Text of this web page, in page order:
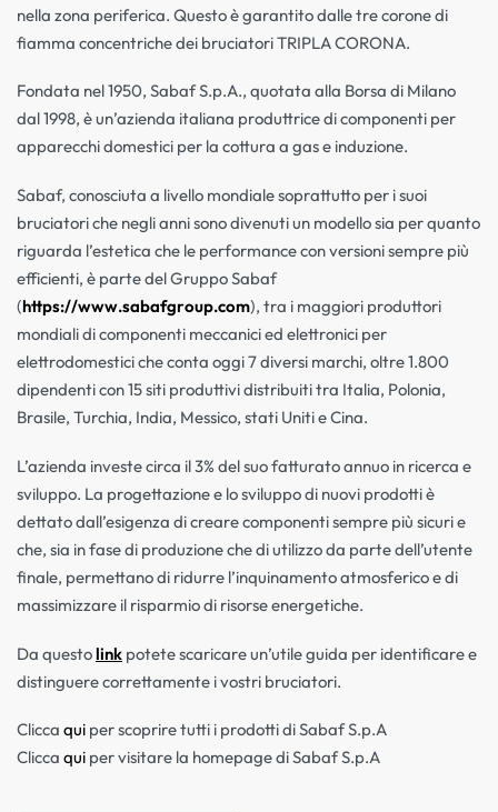
nella zona periferica. Questo è garantito dalle tre corone di
fiamma concentriche dei bruciatori TRIPLA CORONA.
Fondata nel 1950, Sabaf S.p.A., quotata alla Borsa di Milano
dal 1998, è un’azienda italiana produttrice di componenti per
apparecchi domestici per la cottura a gas e induzione.
Sabaf, conosciuta a livello mondiale soprattutto per i suoi
bruciatori che negli anni sono divenuti un modello sia per quanto
riguarda l’estetica che le performance con versioni sempre più
efficienti, è parte del Gruppo Sabaf
(https://www.sabafgroup.com), tra i maggiori produttori
mondiali di componenti meccanici ed elettronici per
elettrodomestici che conta oggi 7 diversi marchi, oltre 1.800
dipendenti con 15 siti produttivi distribuiti tra Italia, Polonia,
Brasile, Turchia, India, Messico, stati Uniti e Cina.
L’azienda investe circa il 3% del suo fatturato annuo in ricerca e
sviluppo. La progettazione e lo sviluppo di nuovi prodotti è
dettato dall’esigenza di creare componenti sempre più sicuri e
che, sia in fase di produzione che di utilizzo da parte dell’utente
finale, permettano di ridurre l’inquinamento atmosferico e di
massimizzare il risparmio di risorse energetiche.
Da questolink potete scaricare un’utile guida per identificare e
distinguere correttamente i vostri bruciatori.
Clicca qui per scoprire tutti i prodotti di Sabaf S.p.A
Clicca qui per visitare la homepage di Sabaf S.p.A